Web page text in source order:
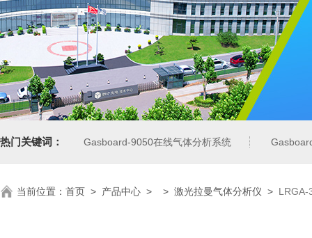
热门关键词： Gasboard-9050在线气体分析系统
当前位置： 首页 > 产品中心 > > 激光拉曼气体分析仪 > LRGA-